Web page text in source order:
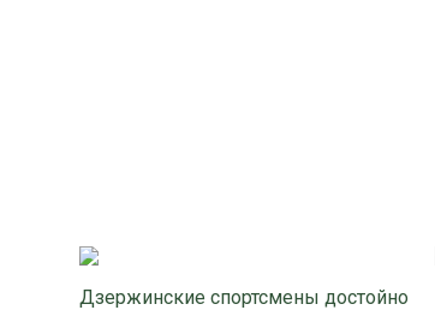
Дзержинские спортсмены достойно